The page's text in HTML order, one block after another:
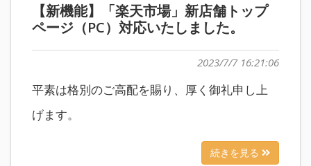
【新機能】「楽天市場」新店舗トップ
ページ（PC）対応いたしました。
2023/7/7 16:21:06
平素は格別のご高配を賜り、厚く御礼申し上
げます。
続きを見る